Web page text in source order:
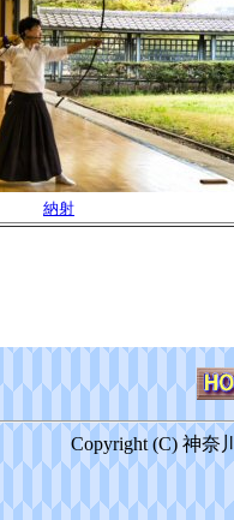
納射
Copyright (C) 神奈